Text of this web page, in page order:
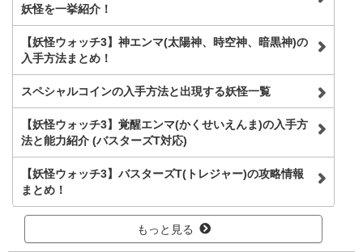
妖怪を一挙紹介！
【妖怪ウォッチ3】神エンマ(太陽神、時空神、暗黒神)の
入手方法まとめ！
スペシャルコインの入手方法と出現する妖怪一覧
【妖怪ウォッチ3】覚醒エンマ(かくせいえんま)の入手方
法と能力紹介 (バスターズT対応)
【妖怪ウォッチ3】バスターズT(トレジャー)の攻略情報
まとめ！
もっと見る